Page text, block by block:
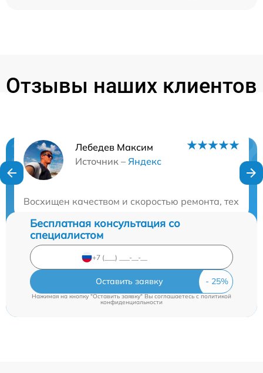
Отзывы наших клиентов
Лебедев Максим
Источник – Яндекс
Восхищен качеством и скоростью ремонта,
Нужна консультация?
Бесплатная консультация со
специалистом
Оставить заявку
Нажимая на кнопку "Оставить заявку" Вы соглашаетесь cполитикой
конфиденциальности